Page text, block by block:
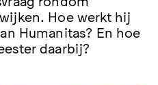
Hoe werkt hij
Humanitas? En hoe
daarbij?